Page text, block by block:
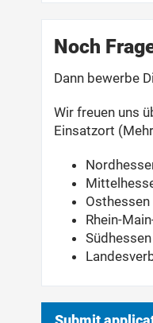
Noch
Dann bewerbe
Wir freuen uns
Einsatzort
Rhein-